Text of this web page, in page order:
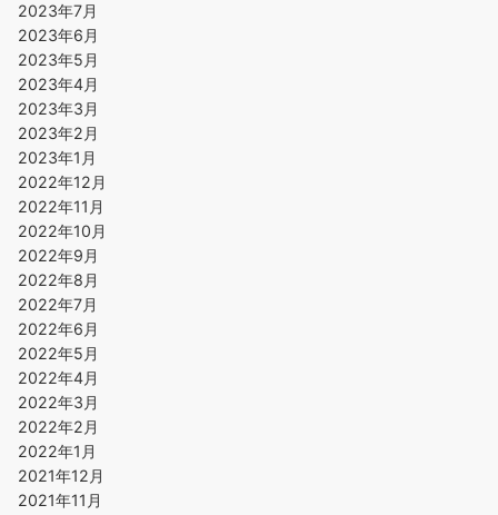
2023年7月
2023年6月
2023年5月
2023年4月
2023年3月
2023年2月
2023年1月
2022年12月
2022年11月
2022年10月
2022年9月
2022年8月
2022年7月
2022年6月
2022年5月
2022年4月
2022年3月
2022年2月
2022年1月
2021年12月
2021年11月